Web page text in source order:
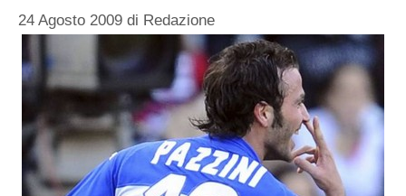
24 Agosto 2009 di Redazione